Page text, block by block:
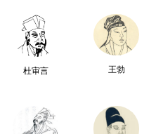
杜审言 王勃